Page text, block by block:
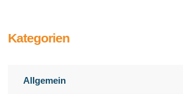
Kategorien
Allgemein